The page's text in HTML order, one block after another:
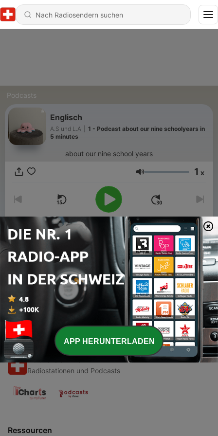
Podcasts
Englisch
A.S und L.A
1 - Podcast about our nine schoolyears in
5 minutes
about our nine school years
Lautstärke 1 x
00:00
Folgen
1 - Podcast about our nine schoolyears in 5 minutes
28 Mär. 2021
Radio Schweiz
Radiostationen und Podcasts
Ressourcen
APP HERUNTERLADEN